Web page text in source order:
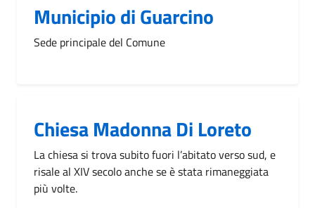
Municipio di Guarcino
Sede principale del Comune
Chiesa Madonna Di Loreto
La chiesa si trova subito fuori l’abitato verso sud, e
risale al XIV secolo anche se è stata rimaneggiata
più volte.